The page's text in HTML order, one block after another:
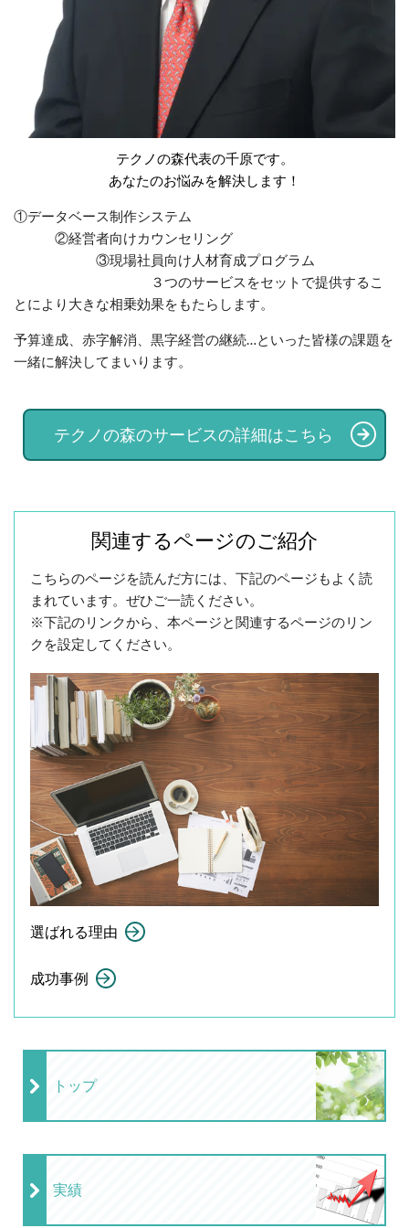
テクノの森代表の千原です。
あなたのお悩みを解決します！​
①データベース制作システム
②経営者向けカウンセリング
③現場社員向け人材育成プログラム
３つのサービスをセットで提供するこ
とにより大きな相乗効果をもたらします。
予算達成、赤字解消、黒字経営の継続…といった皆様の課題を
一緒に解決してまいります。
テクノの森のサービスの詳細はこちら
関連するページのご紹介
こちらのページを読んだ方には、下記のページもよく読
まれています。ぜひご一読ください。
※下記のリンクから、本ページと関連するページのリン
クを設定してください。
選ばれる理由
成功事例
トップ
実績